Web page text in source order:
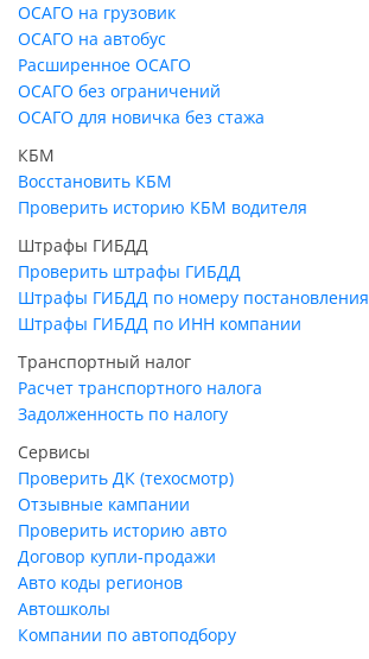
ОСАГО на грузовик
ОСАГО на автобус
Расширенное ОСАГО
ОСАГО без ограничений
ОСАГО для новичка без стажа
КБМ
Восстановить КБМ
Проверить историю КБМ водителя
Штрафы ГИБДД
Проверить штрафы ГИБДД
Штрафы ГИБДД по номеру постановления
Штрафы ГИБДД по ИНН компании
Транспортный налог
Расчет транспортного налога
Задолженность по налогу
Сервисы
Проверить ДК (техосмотр)
Отзывные кампании
Проверить историю авто
Договор купли-продажи
Авто коды регионов
Автошколы
Компании по автоподбору